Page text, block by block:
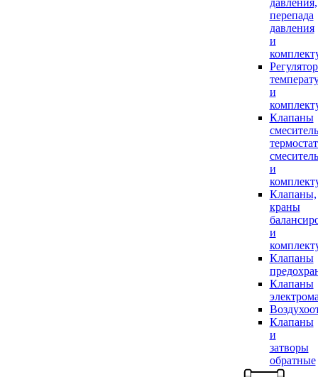
давления,
перепада
давления
и
и
Клапаны
и
Клапаны,
краны
и
Клапаны
Клапаны
Клапаны
и
затворы
обратные